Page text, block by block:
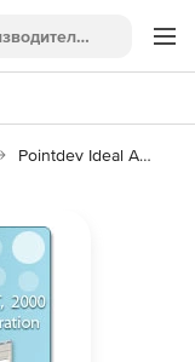
Pointdev Ideal Administration